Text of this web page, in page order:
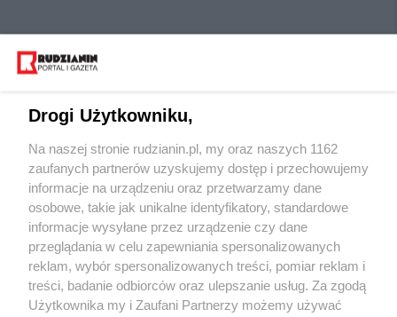
Wydawca mediów lokalnych
Nie zapomnij
zapoznać się z:
polityką prywatności regulamin korzystania z portali
Twojemiasto Skontaktuj sięz nami
Drogi Użytkowniku,
Na naszej stronie rudzianin.pl, my oraz naszych 1162
zaufanych partnerów uzyskujemy dostęp i przechowujemy
informacje na urządzeniu oraz przetwarzamy dane
osobowe, takie jak unikalne identyfikatory, standardowe
informacje wysyłane przez urządzenie czy dane
przeglądania w celu zapewniania spersonalizowanych
reklam, wybór spersonalizowanych treści, pomiar reklam i
treści, badanie odbiorców oraz ulepszanie usług. Za zgodą
Użytkownika my i Zaufani Partnerzy możemy używać